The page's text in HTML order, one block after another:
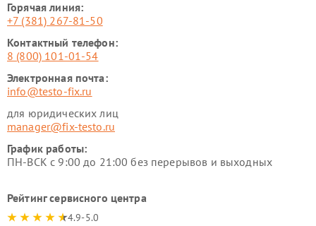
Горячая линия:
+7 (381) 267-81-50
Контактный телефон:
8 (800) 101-01-54
Электронная почта:
info@testo-fix.ru
для юридических лиц
manager@fix-testo.ru
График работы:
ПН-ВСК с 9:00 до 21:00 без перерывов и выходных
Рейтинг сервисного центра
4.9-5.0